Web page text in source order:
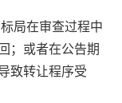
局在审查过程中
；或者在公告期
致转让程序受